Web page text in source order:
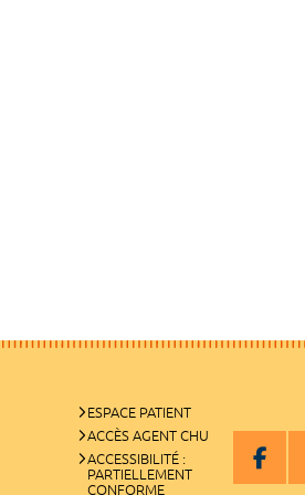
ESPACE PATIENT
ACCÈS AGENT CHU
ACCESSIBILITÉ :
PARTIELLEMENT
CONFORME